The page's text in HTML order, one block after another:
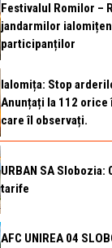
Festivalul Romilor –
jandarmilor
participanților
Ialomița: Stop
Anunțați la 112
care îl observați.
URBAN SA
tarife
AFC UNIREA 04